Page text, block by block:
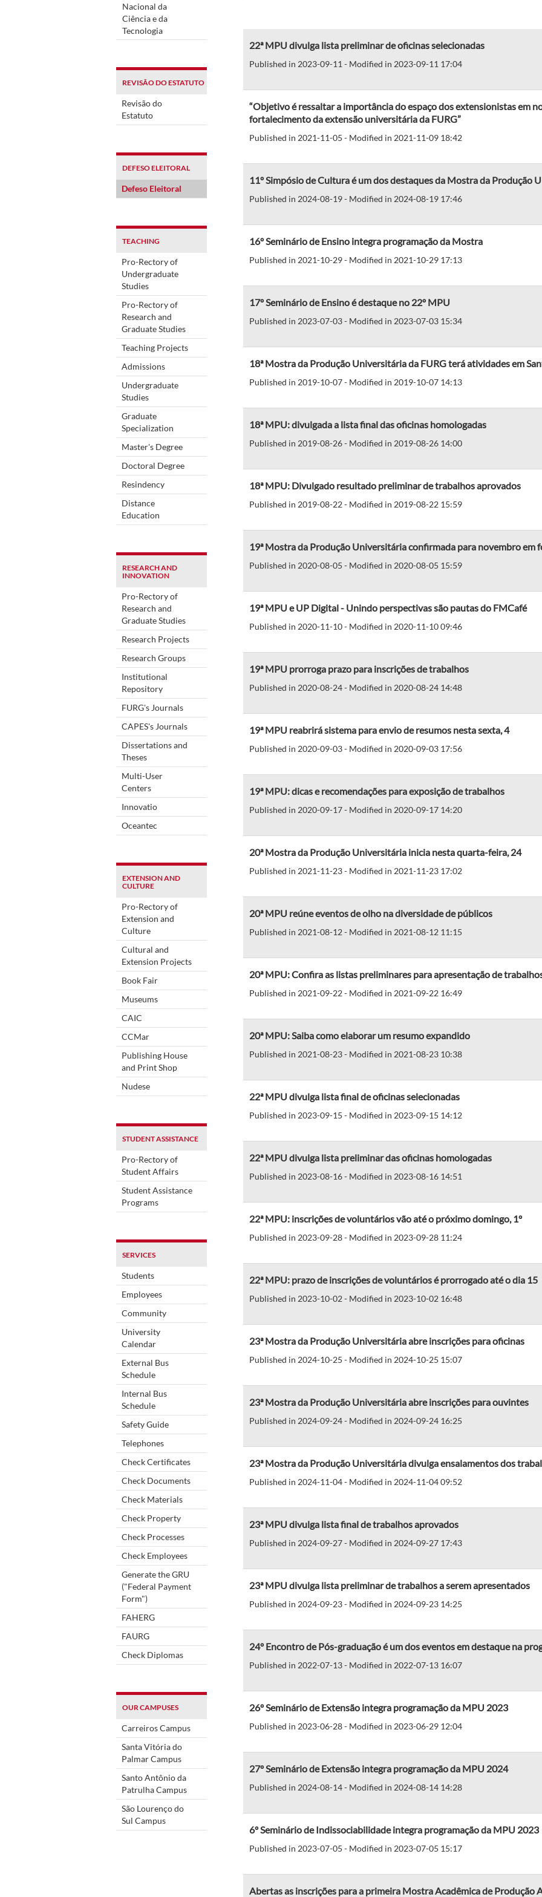
Nacional da
Ciência e da
Tecnologia
REVISÃO DO ESTATUTO
Revisão do
Estatuto
DEFESO ELEITORAL
Defeso Eleitoral
TEACHING
Pro-Rectory of
Undergraduate
Studies
Pro-Rectory of
Research and
Graduate Studies
Teaching Projects
Admissions
Undergraduate
Studies
Graduate
Specialization
Master's Degree
Doctoral Degree
Resindency
Distance
Education
RESEARCH AND
INNOVATION
Pro-Rectory of
Research and
Graduate Studies
Research Projects
Research Groups
Institutional
Repository
FURG's Journals
CAPES's Journals
Dissertations and
Theses
Multi-User
Centers
Innovatio
Oceantec
EXTENSION AND
CULTURE
Pro-Rectory of
Extension and
Culture
Cultural and
Extension Projects
Book Fair
Museums
CAIC
CCMar
Publishing House
and Print Shop
Nudese
STUDENT ASSISTANCE
Pro-Rectory of
Student Affairs
Student Assistance
Programs
SERVICES
Students
Employees
Community
University
Calendar
External Bus
Schedule
Internal Bus
Schedule
Safety Guide
Telephones
Check Certificates
Check Documents
Check Materials
Check Property
Check Processes
Check Employees
Generate the GRU
("Federal Payment
Form")
FAHERG
FAURG
Check Diplomas
OUR CAMPUSES
Carreiros Campus
Santa Vitória do
Palmar Campus
Santo Antônio da
Patrulha Campus
São Lourenço do
Sul Campus
22ª MPU divulga lista preliminar de oficinas selecionadas
Published in 2023-09-11 - Modified in 2023-09-11 17:04
“Objetivo é ressaltar a importância do espaço dos extensionistas em
fortalecimento da extensão universitária da FURG”
Published in 2021-11-05 - Modified in 2021-11-09 18:42
11º Simpósio de Cultura é um dos destaques da Mostra da Produção
Published in 2024-08-19 - Modified in 2024-08-19 17:46
16º Seminário de Ensino integra programação da Mostra
Published in 2021-10-29 - Modified in 2021-10-29 17:13
17º Seminário de Ensino é destaque no 22º MPU
Published in 2023-07-03 - Modified in 2023-07-03 15:34
18ª Mostra da Produção Universitária da FURG terá atividades em
Published in 2019-10-07 - Modified in 2019-10-07 14:13
18ª MPU: divulgada a lista final das oficinas homologadas
Published in 2019-08-26 - Modified in 2019-08-26 14:00
18ª MPU: Divulgado resultado preliminar de trabalhos aprovados
Published in 2019-08-22 - Modified in 2019-08-22 15:59
19ª Mostra da Produção Universitária confirmada para novembro em
Published in 2020-08-05 - Modified in 2020-08-05 15:59
19ª MPU e UP Digital - Unindo perspectivas são pautas do FMCafé
Published in 2020-11-10 - Modified in 2020-11-10 09:46
19ª MPU prorroga prazo para inscrições de trabalhos
Published in 2020-08-24 - Modified in 2020-08-24 14:48
19ª MPU reabrirá sistema para envio de resumos nesta sexta, 4
Published in 2020-09-03 - Modified in 2020-09-03 17:56
19ª MPU: dicas e recomendações para exposição de trabalhos
Published in 2020-09-17 - Modified in 2020-09-17 14:20
20ª Mostra da Produção Universitária inicia nesta quarta-feira, 24
Published in 2021-11-23 - Modified in 2021-11-23 17:02
20ª MPU reúne eventos de olho na diversidade de públicos
Published in 2021-08-12 - Modified in 2021-08-12 11:15
20ª MPU: Confira as listas preliminares para apresentação de
Published in 2021-09-22 - Modified in 2021-09-22 16:49
20ª MPU: Saiba como elaborar um resumo expandido
Published in 2021-08-23 - Modified in 2021-08-23 10:38
22ª MPU divulga lista final de oficinas selecionadas
Published in 2023-09-15 - Modified in 2023-09-15 14:12
22ª MPU divulga lista preliminar das oficinas homologadas
Published in 2023-08-16 - Modified in 2023-08-16 14:51
22ª MPU: inscrições de voluntários vão até o próximo domingo, 1º
Published in 2023-09-28 - Modified in 2023-09-28 11:24
22ª MPU: prazo de inscrições de voluntários é prorrogado até o dia 15
Published in 2023-10-02 - Modified in 2023-10-02 16:48
23ª Mostra da Produção Universitária abre inscrições para oficinas
Published in 2024-10-25 - Modified in 2024-10-25 15:07
23ª Mostra da Produção Universitária abre inscrições para ouvintes
Published in 2024-09-24 - Modified in 2024-09-24 16:25
23ª Mostra da Produção Universitária divulga ensalamentos dos
Published in 2024-11-04 - Modified in 2024-11-04 09:52
23ª MPU divulga lista final de trabalhos aprovados
Published in 2024-09-27 - Modified in 2024-09-27 17:43
23ª MPU divulga lista preliminar de trabalhos a serem apresentados
Published in 2024-09-23 - Modified in 2024-09-23 14:25
24º Encontro de Pós-graduação é um dos eventos em destaque na
Published in 2022-07-13 - Modified in 2022-07-13 16:07
26º Seminário de Extensão integra programação da MPU 2023
Published in 2023-06-28 - Modified in 2023-06-29 12:04
27º Seminário de Extensão integra programação da MPU 2024
Published in 2024-08-14 - Modified in 2024-08-14 14:28
6º Seminário de Indissociabilidade integra programação da MPU 2023
Published in 2023-07-05 - Modified in 2023-07-05 15:17
Abertas as inscrições para a primeira Mostra Acadêmica de Produção